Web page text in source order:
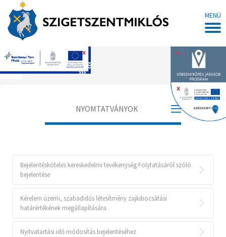
MENÜ
x
x
x
Főoldal
NYOMTATVÁNYOK
Közrendvédelmi Iroda
Településrendezési Iroda
Bejelentésköteles kereskedelmi tevékenység Folytatásáról szóló
bejelentése
Kérelem üzemi, szabadidős létesítmény zajkibocsátási
határértékének megállapítására
Nyitvatartási idő módosítás bejelentéséhez